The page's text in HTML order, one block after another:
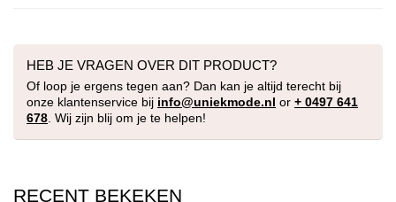
HEB JE VRAGEN OVER DIT PRODUCT?
Of loop je ergens tegen aan? Dan kan je altijd terecht bij
onze klantenservice bij info@uniekmode.nl or + 0497 641
678. Wij zijn blij om je te helpen!
RECENT BEKEKEN